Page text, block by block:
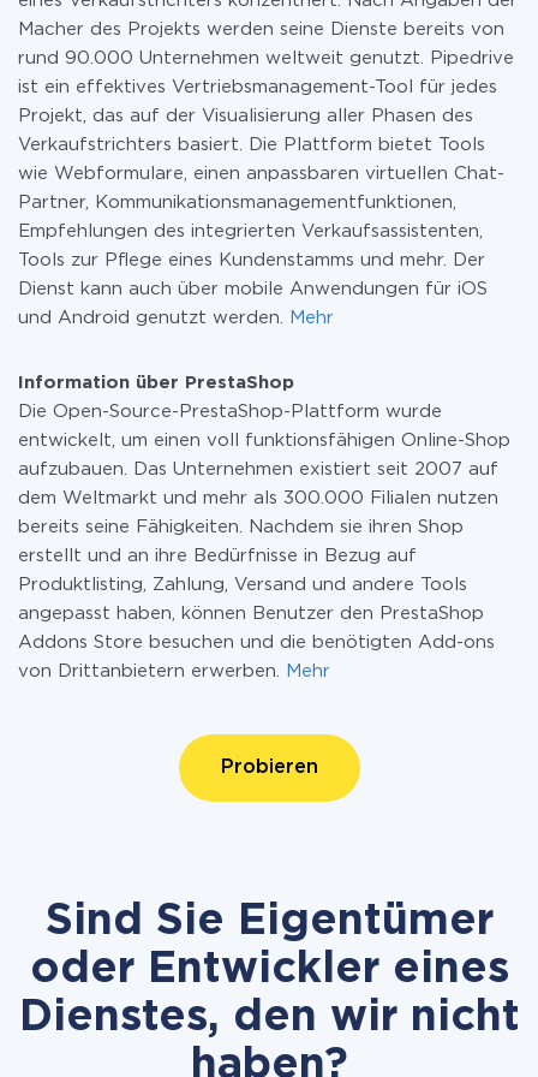
Macher des Projekts werden seine Dienste bereits von
rund 90.000 Unternehmen weltweit genutzt. Pipedrive
ist ein effektives Vertriebsmanagement-Tool für jedes
Projekt, das auf der Visualisierung aller Phasen des
Verkaufstrichters basiert. Die Plattform bietet Tools
wie Webformulare, einen anpassbaren virtuellen Chat-
Partner, Kommunikationsmanagementfunktionen,
Empfehlungen des integrierten Verkaufsassistenten,
Tools zur Pflege eines Kundenstamms und mehr. Der
Dienst kann auch über mobile Anwendungen für iOS
und Android genutzt werden.
Mehr
Information über PrestaShop
Die Open-Source-PrestaShop-Plattform wurde
entwickelt, um einen voll funktionsfähigen Online-Shop
aufzubauen. Das Unternehmen existiert seit 2007 auf
dem Weltmarkt und mehr als 300.000 Filialen nutzen
bereits seine Fähigkeiten. Nachdem sie ihren Shop
erstellt und an ihre Bedürfnisse in Bezug auf
Produktlisting, Zahlung, Versand und andere Tools
angepasst haben, können Benutzer den PrestaShop
Addons Store besuchen und die benötigten Add-ons
von Drittanbietern erwerben.
Mehr
Probieren
Sind Sie Eigentümer
oder Entwickler eines
Dienstes, den wir nicht
haben?